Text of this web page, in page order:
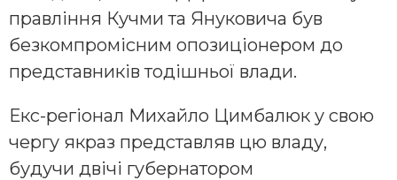
правління Кучми та Януковича був
безкомпромісним опозиціонером до
представників тодішньої влади.
Екс-регіонал Михайло Цимбалюк у свою
чергу якраз представляв цю владу,
будучи двічі губернатором